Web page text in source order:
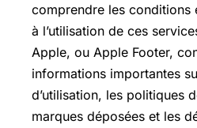
comprendre les conditions
à l’utilisation de ces
Apple, ou Apple Footer,
informations importantes
d’utilisation, les politiques
marques déposées et les